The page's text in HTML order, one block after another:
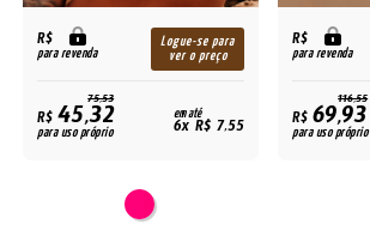
R$
para revenda
Logue-se para
ver o preço
75,53
R$45,32
para uso próprio
em até
6x R$ 7,55
R$
para revenda
116,55
R$69,93
para uso próprio